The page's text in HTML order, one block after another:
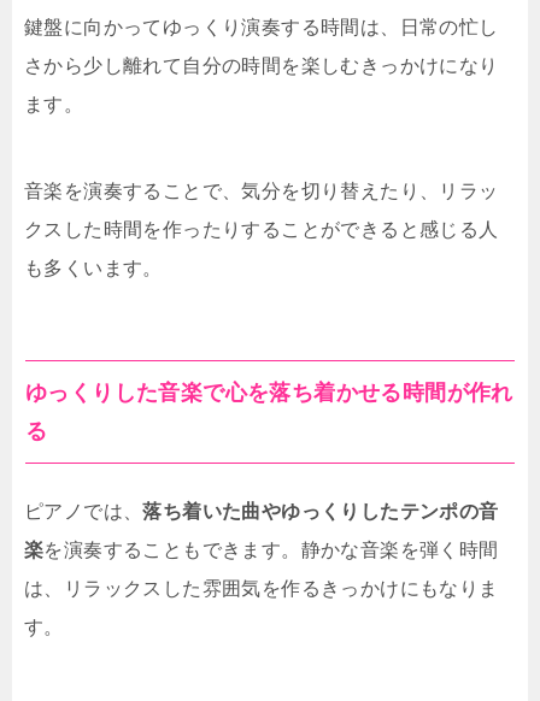
鍵盤に向かってゆっくり演奏する時間は、日常の忙し
さから少し離れて自分の時間を楽しむきっかけになり
ます。
音楽を演奏することで、気分を切り替えたり、リラッ
クスした時間を作ったりすることができると感じる人
も多くいます。
ゆっくりした音楽で心を落ち着かせる時間が作れ
る
ピアノでは、落ち着いた曲やゆっくりしたテンポの音
楽を演奏することもできます。静かな音楽を弾く時間
は、リラックスした雰囲気を作るきっかけにもなりま
す。